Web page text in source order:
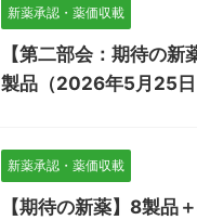
新薬承認・薬価収載
【第二部会：期待の
製品（2026年5月25日
新薬承認・薬価収載
【期待の新薬】8製品